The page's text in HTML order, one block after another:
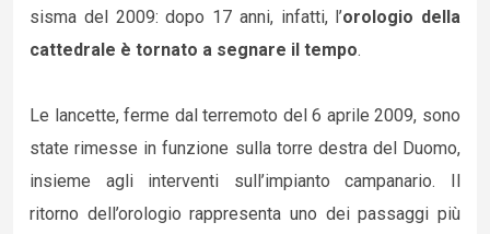
sisma del 2009: dopo 17 anni, infatti, l’orologio della
cattedrale è tornato a segnare il tempo.
Le lancette, ferme dal terremoto del 6 aprile 2009, sono
state rimesse in funzione sulla torre destra del Duomo,
insieme agli interventi sull’impianto campanario. Il
ritorno dell’orologio rappresenta uno dei passaggi più